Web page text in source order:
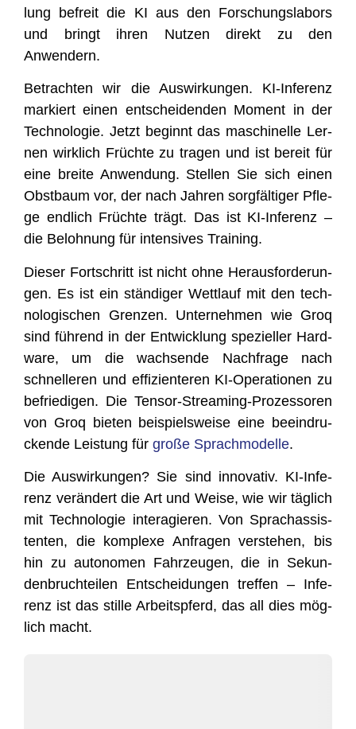
lung befreit die KI aus den For­schungs­la­bors
und bringt ihren Nut­zen direkt zu den
Anwendern.
Betrach­ten wir die Aus­wir­kun­gen. KI-Infe­renz
mar­kiert einen ent­schei­den­den Moment in der
Tech­no­lo­gie. Jetzt beginnt das maschi­nel­le Ler­
nen wirk­lich Früch­te zu tra­gen und ist bereit für
eine brei­te Anwen­dung. Stel­len Sie sich einen
Obst­baum vor, der nach Jah­ren sorg­fäl­ti­ger Pfle­
ge end­lich Früch­te trägt. Das ist KI-Infe­renz –
die Beloh­nung für inten­si­ves Training.
Die­ser Fort­schritt ist nicht ohne Her­aus­for­de­run­
gen. Es ist ein stän­di­ger Wett­lauf mit den tech­
no­lo­gi­schen Gren­zen. Unter­neh­men wie Groq
sind füh­rend in der Ent­wick­lung spe­zi­el­ler Hard­
ware, um die wach­sen­de Nach­fra­ge nach
schnel­le­ren und effi­zi­en­te­ren KI-Ope­ra­tio­nen zu
befrie­di­gen. Die Ten­sor-Strea­ming-Pro­zes­so­ren
von Groq bie­ten bei­spiels­wei­se eine beein­dru­
cken­de Leis­tung für gro­ße Sprach­mo­del­le.
Die Aus­wir­kun­gen? Sie sind inno­va­tiv. KI-Infe­
renz ver­än­dert die Art und Wei­se, wie wir täg­lich
mit Tech­no­lo­gie inter­agie­ren. Von Sprach­as­sis­
ten­ten, die kom­ple­xe Anfra­gen ver­ste­hen, bis
hin zu auto­no­men Fahr­zeu­gen, die in Sekun­
den­bruch­tei­len Ent­schei­dun­gen tref­fen – Infe­
renz ist das stil­le Arbeits­pferd, das all dies mög­
lich macht.